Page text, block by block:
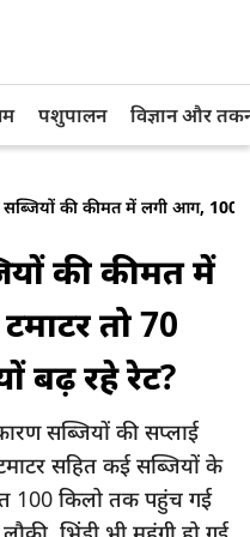
पशुपालन विज्ञान और
की कीमत में लगी आग, 100
की कीमत में
तो 70
बढ़ रहे रेट?
सब्जियों की सप्लाई
सहित कई सब्जियों के
100 किलो तक पहुंच गई